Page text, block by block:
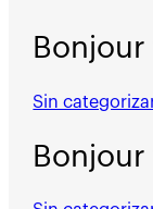
Sin